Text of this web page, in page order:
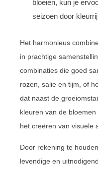
bloeien, kun je
seizoen door
Het harmonieus
in prachtige
combinaties die goed
rozen, salie en tijm, of
dat naast de
kleuren van de
het creëren van visuele
Door rekening te
levendige en